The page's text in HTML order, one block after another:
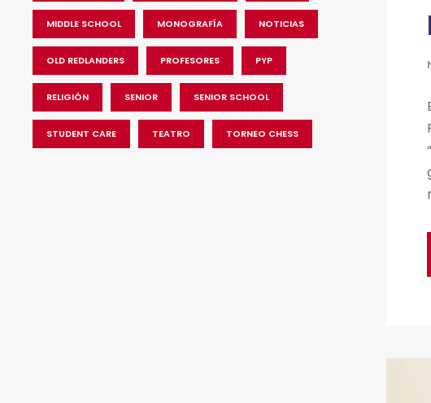
MIDDLE SCHOOL MONOGRAFÍA NOTICIAS
OLD REDLANDERS PROFESORES PYP
RELIGIÓN SENIOR SENIOR SCHOOL
STUDENT CARE TEATRO TORNEO CHESS